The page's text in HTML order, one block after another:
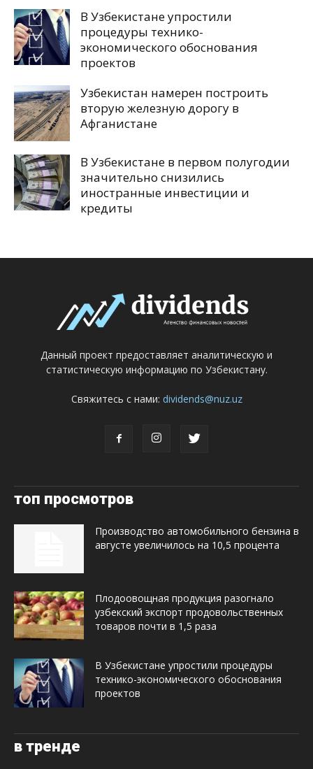
В Узбекистане упростили
процедуры технико-
экономического обоснования
проектов
Узбекистан намерен построить
вторую железную дорогу в
Афганистане
В Узбекистане в первом полугодии
значительно снизились
иностранные инвестиции и
кредиты
Данный проект предоставляет аналитическую и
статистическую информацию по Узбекистану.
Свяжитесь с нами: dividends@nuz.uz
топ просмотров
Производство автомобильного бензина в
августе увеличилось на 10,5 процента
Плодоовощная продукция разогнало
узбекский экспорт продовольственных
товаров почти в 1,5 раза
В Узбекистане упростили процедуры
технико-экономического обоснования
проектов
в тренде